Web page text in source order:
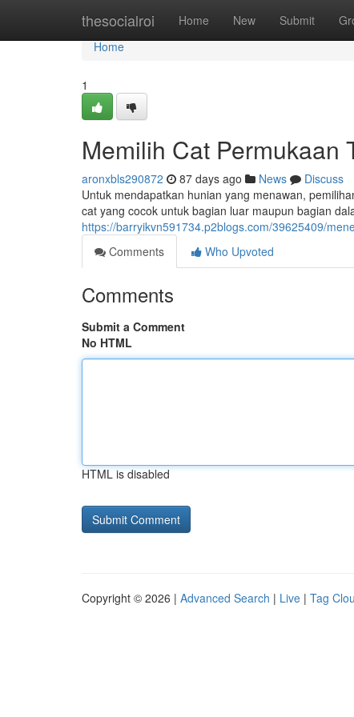
thesocialroi Home New Submit
Home
Home
1
Memilih Cat Permukaan
aronxbls290872 87 days ago News
Discuss
Untuk mendapatkan hunian yang menawan,
cat yang cocok untuk bagian luar maupun bagian
https://barryikvn591734.p2blogs.com/39625409/
Comments
Who Upvoted
Comments
Submit a Comment
No HTML
HTML is disabled
Copyright © 2026 | Advanced Search | Live | Tag